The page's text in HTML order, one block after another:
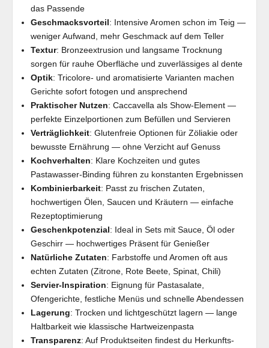
das Passende
Geschmacksvorteil: Intensive Aromen schon im Teig —
weniger Aufwand, mehr Geschmack auf dem Teller
Textur: Bronzeextrusion und langsame Trocknung
sorgen für rauhe Oberfläche und zuverlässiges al dente
Optik: Tricolore- und aromatisierte Varianten machen
Gerichte sofort fotogen und ansprechend
Praktischer Nutzen: Caccavella als Show-Element —
perfekte Einzelportionen zum Befüllen und Servieren
Verträglichkeit: Glutenfreie Optionen für Zöliakie oder
bewusste Ernährung — ohne Verzicht auf Genuss
Kochverhalten: Klare Kochzeiten und gutes
Pastawasser-Binding führen zu konstanten Ergebnissen
Kombinierbarkeit: Passt zu frischen Zutaten,
hochwertigen Ölen, Saucen und Kräutern — einfache
Rezeptoptimierung
Geschenkpotenzial: Ideal in Sets mit Sauce, Öl oder
Geschirr — hochwertiges Präsent für Genießer
Natürliche Zutaten: Farbstoffe und Aromen oft aus
echten Zutaten (Zitrone, Rote Beete, Spinat, Chili)
Servier-Inspiration: Eignung für Pastasalate,
Ofengerichte, festliche Menüs und schnelle Abendessen
Lagerung: Trocken und lichtgeschützt lagern — lange
Haltbarkeit wie klassische Hartweizenpasta
Transparenz: Auf Produktseiten findest du Herkunfts-